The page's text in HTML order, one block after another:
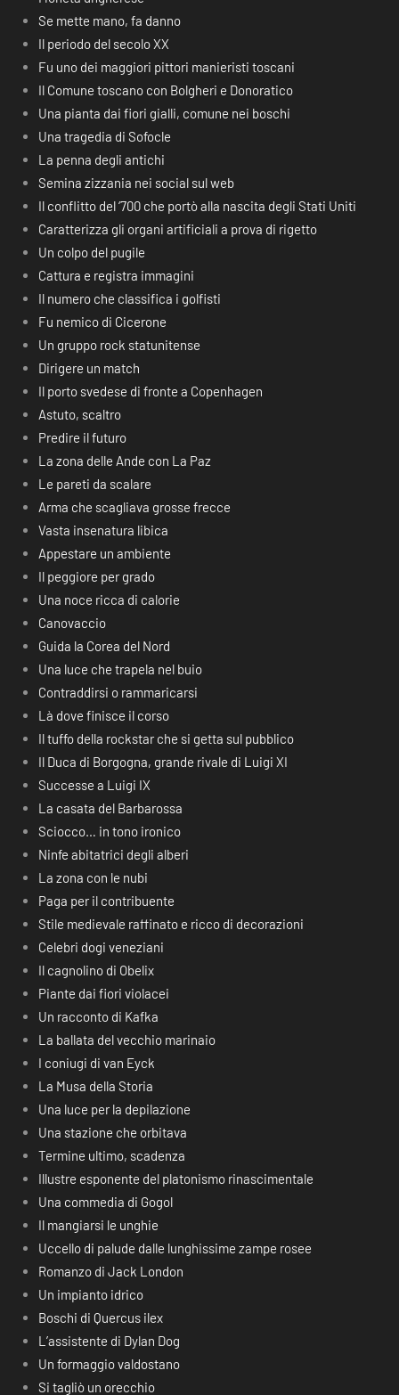
Se mette mano, fa danno
Il periodo del secolo XX
Fu uno dei maggiori pittori manieristi toscani
Il Comune toscano con Bolgheri e Donoratico
Una pianta dai fiori gialli, comune nei boschi
Una tragedia di Sofocle
La penna degli antichi
Semina zizzania nei social sul web
Il conflitto del ‘700 che portò alla nascita degli Stati Uniti
Caratterizza gli organi artificiali a prova di rigetto
Un colpo del pugile
Cattura e registra immagini
Il numero che classifica i golfisti
Fu nemico di Cicerone
Un gruppo rock statunitense
Dirigere un match
Il porto svedese di fronte a Copenhagen
Astuto, scaltro
Predire il futuro
La zona delle Ande con La Paz
Le pareti da scalare
Arma che scagliava grosse frecce
Vasta insenatura libica
Appestare un ambiente
Il peggiore per grado
Una noce ricca di calorie
Canovaccio
Guida la Corea del Nord
Una luce che trapela nel buio
Contraddirsi o rammaricarsi
Là dove finisce il corso
Il tuffo della rockstar che si getta sul pubblico
Il Duca di Borgogna, grande rivale di Luigi XI
Successe a Luigi IX
La casata del Barbarossa
Sciocco… in tono ironico
Ninfe abitatrici degli alberi
La zona con le nubi
Paga per il contribuente
Stile medievale raffinato e ricco di decorazioni
Celebri dogi veneziani
Il cagnolino di Obelix
Piante dai fiori violacei
Un racconto di Kafka
La ballata del vecchio marinaio
I coniugi di van Eyck
La Musa della Storia
Una luce per la depilazione
Una stazione che orbitava
Termine ultimo, scadenza
Illustre esponente del platonismo rinascimentale
Una commedia di Gogol
Il mangiarsi le unghie
Uccello di palude dalle lunghissime zampe rosee
Romanzo di Jack London
Un impianto idrico
Boschi di Quercus ilex
L’assistente di Dylan Dog
Un formaggio valdostano
Si tagliò un orecchio